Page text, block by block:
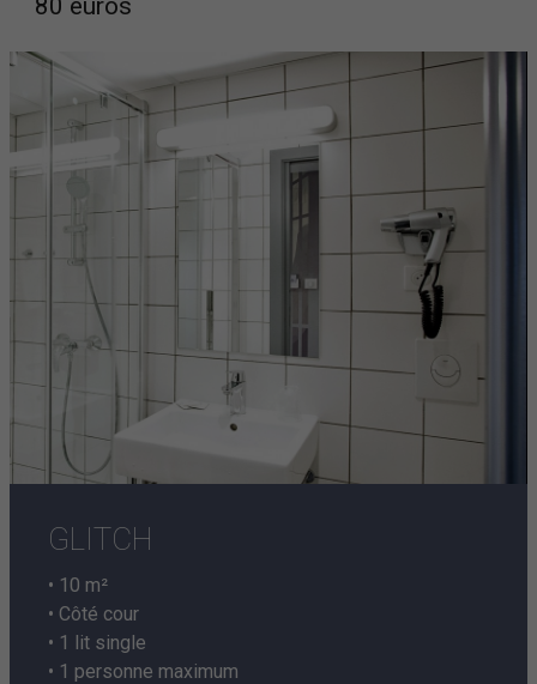
80 euros
GLITCH
• 10 m²
• Côté cour
• 1 lit single
• 1 personne maximum